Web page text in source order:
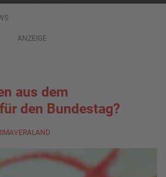
ANZEIGE
aus dem
den Bundestag?